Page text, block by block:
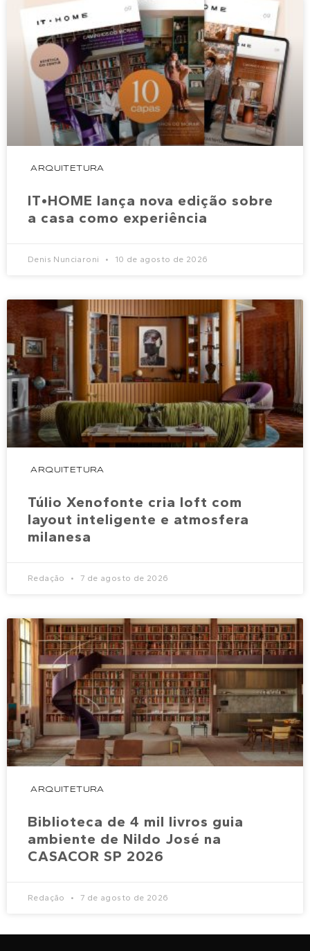
ARQUITETURA
IT•HOME lança nova edição sobre
a casa como experiência
Denis Nunciaroni 10 de agosto de 2026
ARQUITETURA
Túlio Xenofonte cria loft com
layout inteligente e atmosfera
milanesa
Redação 7 de agosto de 2026
ARQUITETURA
Biblioteca de 4 mil livros guia
ambiente de Nildo José na
CASACOR SP 2026
Redação 7 de agosto de 2026